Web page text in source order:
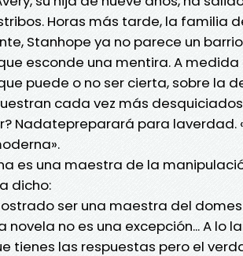
Horas más tarde, la familia
Stanhope ya no parece un
esconde una mentira. A
puede o no ser cierta, sobre la
cada vez más
Nadatepreparará para laverdad.
es una maestra de la
dicho:
ser una maestra del
novela no es una excepción... A lo
tienes las respuestas pero el